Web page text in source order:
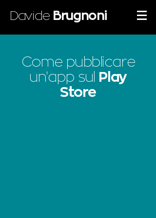
Davide Brugnoni
Come pubblicare
un'app sul
Play
Store